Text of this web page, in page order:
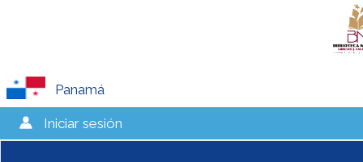
Panamá
Iniciar sesión